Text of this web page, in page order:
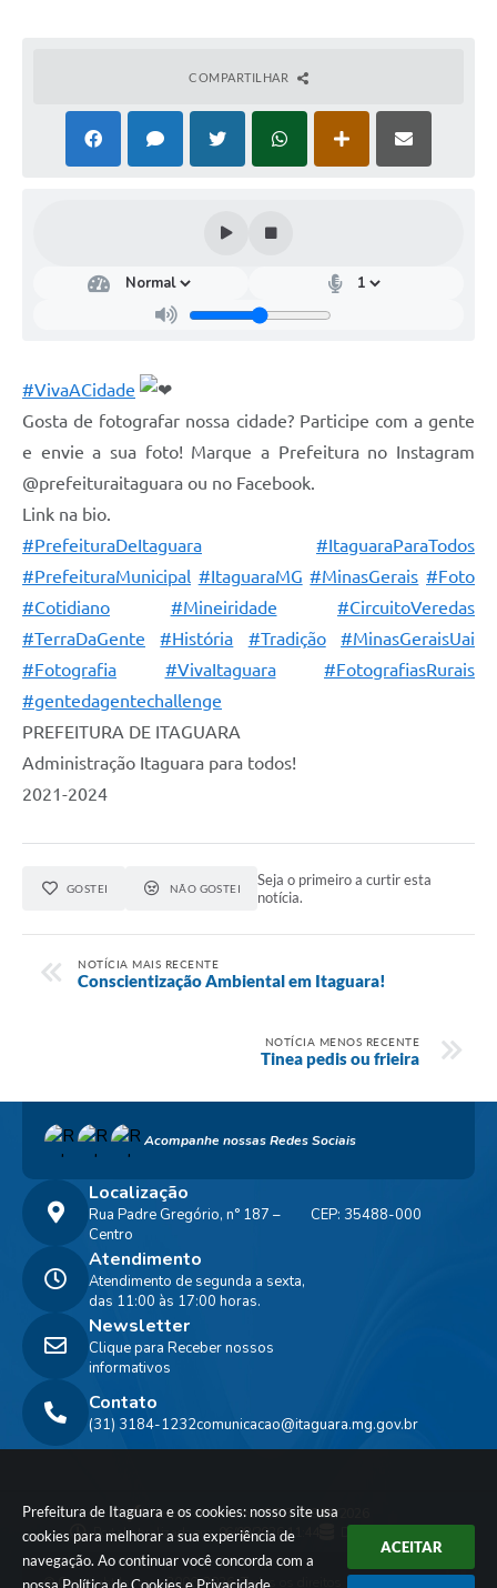
Prefeitura de Itaguara e os cookies: nosso site usa
cookies para melhorar a sua experiência de
navegação. Ao continuar você concorda com a
ACEITAR
COMPARTILHAR
#VivaACidade
Gosta de fotografar nossa cidade? Participe com a gente
e envie a sua foto! Marque a Prefeitura no Instagram
@prefeituraitaguara ou no Facebook.
Link na bio.
#PrefeituraDeItaguara
#ItaguaraParaTodos
#PrefeituraMunicipal #ItaguaraMG #MinasGerais #Foto
#Cotidiano
#Mineiridade
#CircuitoVeredas
#TerraDaGente
#História #Tradição
#MinasGeraisUai
#Fotografia
#VivaItaguara
#FotografiasRurais
#gentedagentechallenge
PREFEITURA DE ITAGUARA
Administração Itaguara para todos!
2021-2024
GOSTEI NÃO GOSTEI
Seja o primeiro a curtir esta
notícia.
NOTÍCIA MAIS RECENTE
Conscientização Ambiental em Itaguara!
NOTÍCIA MENOS RECENTE
Tinea pedis ou frieira
Acompanhe nossas Redes Sociais
Localização
Rua Padre Gregório, n° 187 –
Centro
CEP: 35488-000
Contato
(31) 3184-1232comunicacao@itaguara.mg.gov.br
Atendimento
Atendimento de segunda a sexta,
das 11:00 às 17:00 horas.
Newsletter
Clique para Receber nossos
informativos
Versão do Sistema:3.5.3 - 19/06/2026
Portal atualizado em:06/08/2026 11:44 Dados Abertos
© Copyright Instar - 2006-2026. Todos os direitos